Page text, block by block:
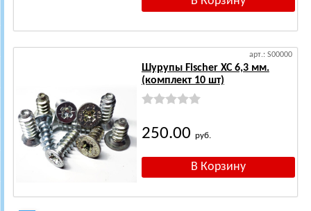
арт.: S00000
Шурупы Fischer XC 6,3 мм.
(комплект 10 шт)
250.00 руб.